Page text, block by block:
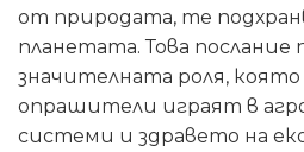
от природата, те
планетата. Това послание
значителната роля,
опрашители играят в
системи и здравето на